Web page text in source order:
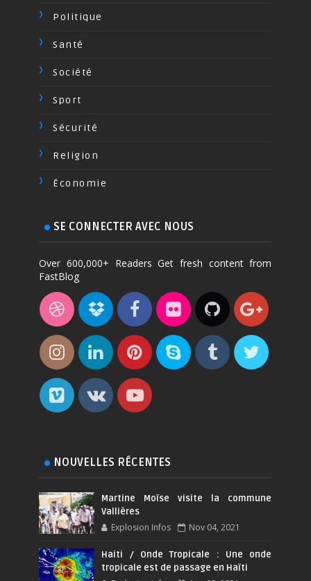
Politique
Santé
Société
Sport
Sécurité
Religion
Économie
SE CONNECTER AVEC NOUS
Over 600,000+ Readers Get fresh content from
FastBlog
NOUVELLES RÉCENTES
Martine Moïse visite la commune
Vallières
Explosion Infos Nov 04, 2021
Haiti / Onde Tropicale : Une onde
tropicale est de passage en Haïti